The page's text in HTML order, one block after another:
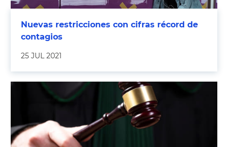
Nuevas restricciones con cifras récord de
contagios
25 JUL 2021